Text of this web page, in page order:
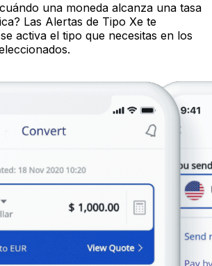
una moneda alcanza una tasa
Las Alertas de Tipo Xe te
activa el tipo que necesitas en los